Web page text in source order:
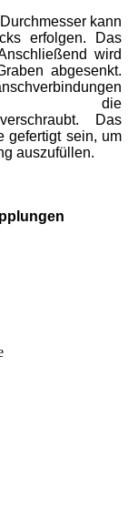
kann
erfolgen. Das
wird
abgesenkt.
die
Das
gefertigt sein, um
auszufüllen.